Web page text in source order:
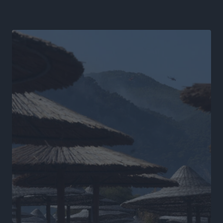
Δύο σχολεία της Λέρου αλλάζουν όψη με δωρεά
αγάπης για τα παιδιά
•
Τουρισμός: Με θετικό πρόσημο έως τώρα η χρονιά,
παρά τα σκαμπανεβάσματα
Ειδήσεις πριν 17 ώρες
Χαρ. Ναβροζίδης στον RV «Σε τρία χρόνια θα είμαστε
το έργο ψηφιακού μετασχηματισμού
πριν 17 ώρες
Airbnb vs ξενοδοχεία – Πώς αλλάζει ο χάρτης της
φιλοξενίας
Ειδήσεις • πριν 17 ώρες